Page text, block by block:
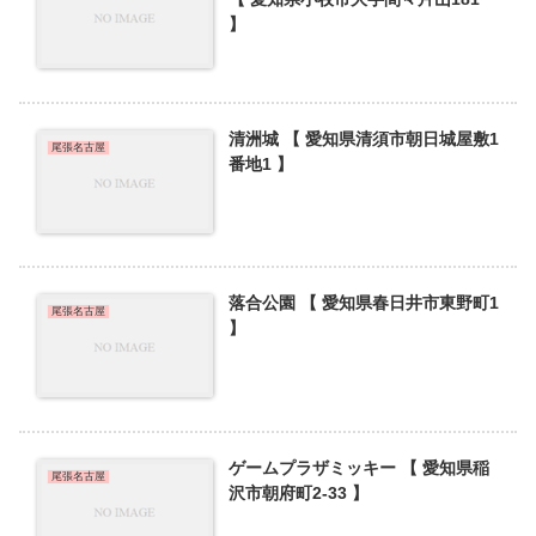
】
尾張名古屋
清洲城 【 愛知県清須市朝日城屋敷1
番地1 】
尾張名古屋
落合公園 【 愛知県春日井市東野町1
】
尾張名古屋
ゲームプラザミッキー 【 愛知県稲
沢市朝府町2-33 】